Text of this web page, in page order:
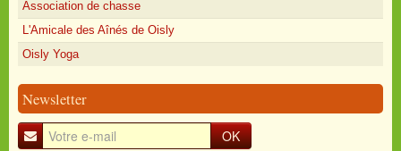
Association de chasse
L'Amicale des Aînés de Oisly
Oisly Yoga
Newsletter
OK